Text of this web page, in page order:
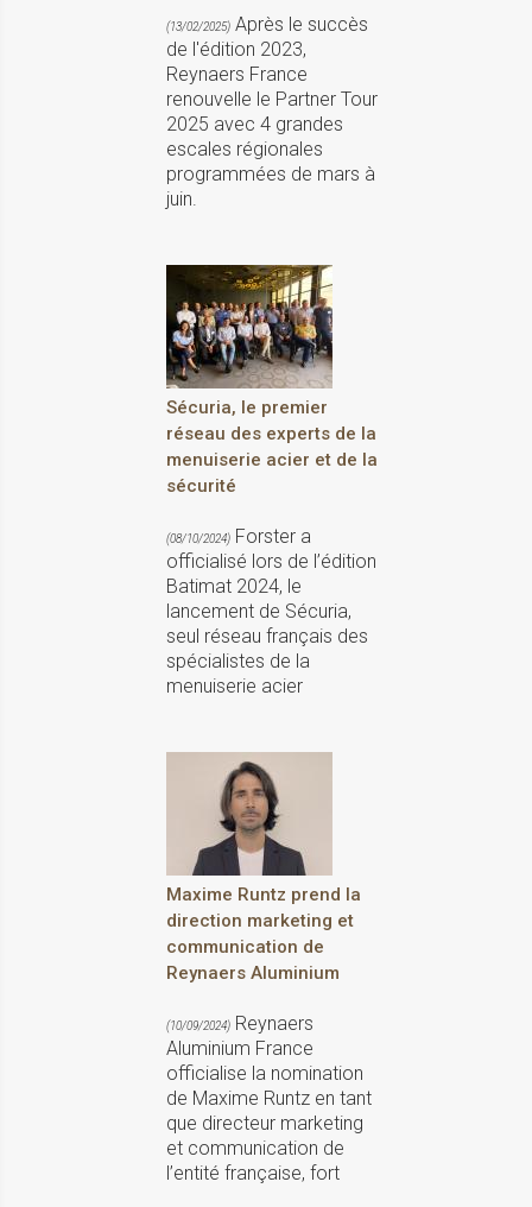
(13/02/2025) Après le succès
de l'édition 2023,
Reynaers France
renouvelle le Partner Tour
2025 avec 4 grandes
escales régionales
programmées de mars à
juin.
Sécuria, le premier
réseau des experts de la
menuiserie acier et de la
sécurité
(08/10/2024) Forster a
officialisé lors de l’édition
Batimat 2024, le
lancement de Sécuria,
seul réseau français des
spécialistes de la
menuiserie acier
Maxime Runtz prend la
direction marketing et
communication de
Reynaers Aluminium
(10/09/2024) Reynaers
Aluminium France
officialise la nomination
de Maxime Runtz en tant
que directeur marketing
et communication de
l’entité française, fort